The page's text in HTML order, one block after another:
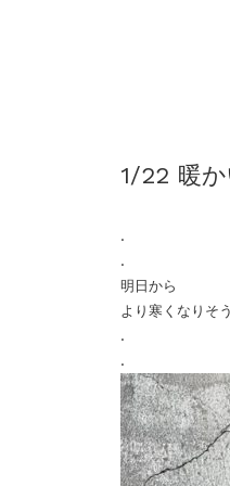
1/22 暖
.
.
明日から
より寒くなりそ
.
.